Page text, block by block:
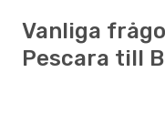
Vanliga
Pescara till